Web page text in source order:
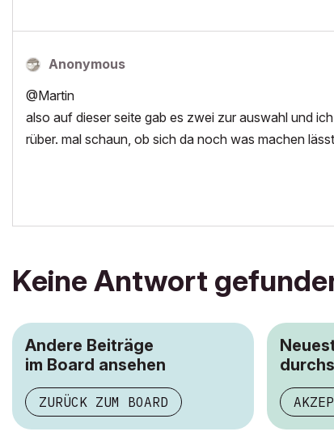
Anonymous
@Martin
also auf dieser seite gab es zwei zur auswahl und
rüber. mal schaun, ob sich da noch was machen
Keine Antwort
Andere Beiträge
im Board ansehen
ZURÜCK ZUM BOARD